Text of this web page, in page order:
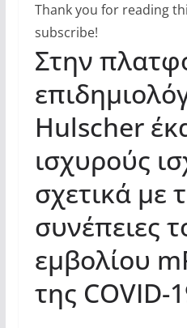
Thank you for reading
subscribe!
Στην
Hulscher
ισχυρούς
σχετικά με
συνέπειες
εμβολίου
της COVID-